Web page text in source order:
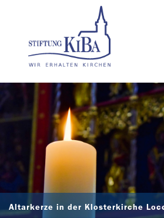
Altarkerze in der Klosterkirche